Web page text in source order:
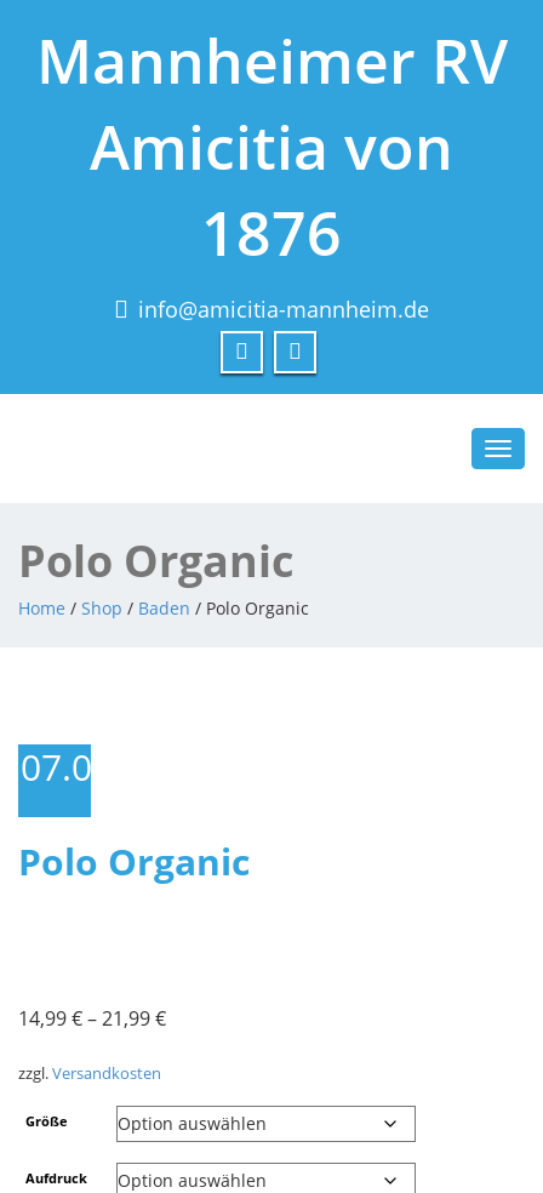
Mannheimer RV
Amicitia von
1876
info@amicitia-mannheim.de
Polo Organic
Home / Shop / Baden / Polo Organic
07.04.2023
Polo Organic
14,99€–21,99€
zzgl.Versandkosten
Größe
Aufdruck